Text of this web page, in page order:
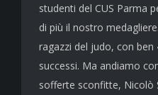
studenti del CUS Parma
di più il nostro
ragazzi del judo, con
successi. Ma andiamo
sofferte sconfitte, Nicolò